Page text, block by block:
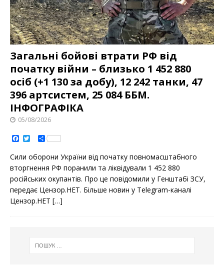
Загальні бойові втрати РФ від
початку війни – близько 1 452 880
осіб (+1 130 за добу), 12 242 танки, 47
396 артсистем, 25 084 ББМ.
ІНФОГРАФІКА
05/08/2026
a
e
b
o
o
k
t
t
e
r
S
h
r
e
Сили оборони України від початку повномасштабного
вторгнення РФ поранили та ліквідували 1 452 880
російських окупантів. Про це повідомили у Генштабі ЗСУ,
передає Цензор.НЕТ. Більше новин у Telegram-каналі
Цензор.НЕТ […]